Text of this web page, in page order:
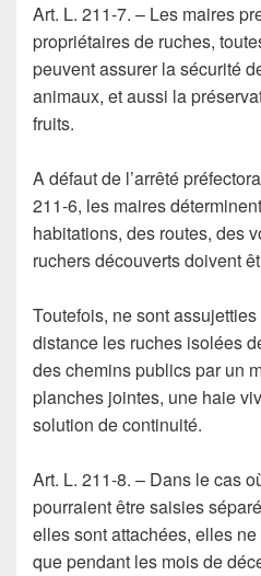
Art. L. 211-7. – Les maires
propriétaires de ruches,
peuvent assurer la sécurité
animaux, et aussi la
fruits.
A défaut de l’arrêté
211-6, les maires
habitations, des routes, des
ruchers découverts doivent
Toutefois, ne sont
distance les ruches isolées
des chemins publics par un
planches jointes, une haie
solution de continuité.
Art. L. 211-8. – Dans le cas
pourraient être saisies
elles sont attachées, elles
que pendant les mois de